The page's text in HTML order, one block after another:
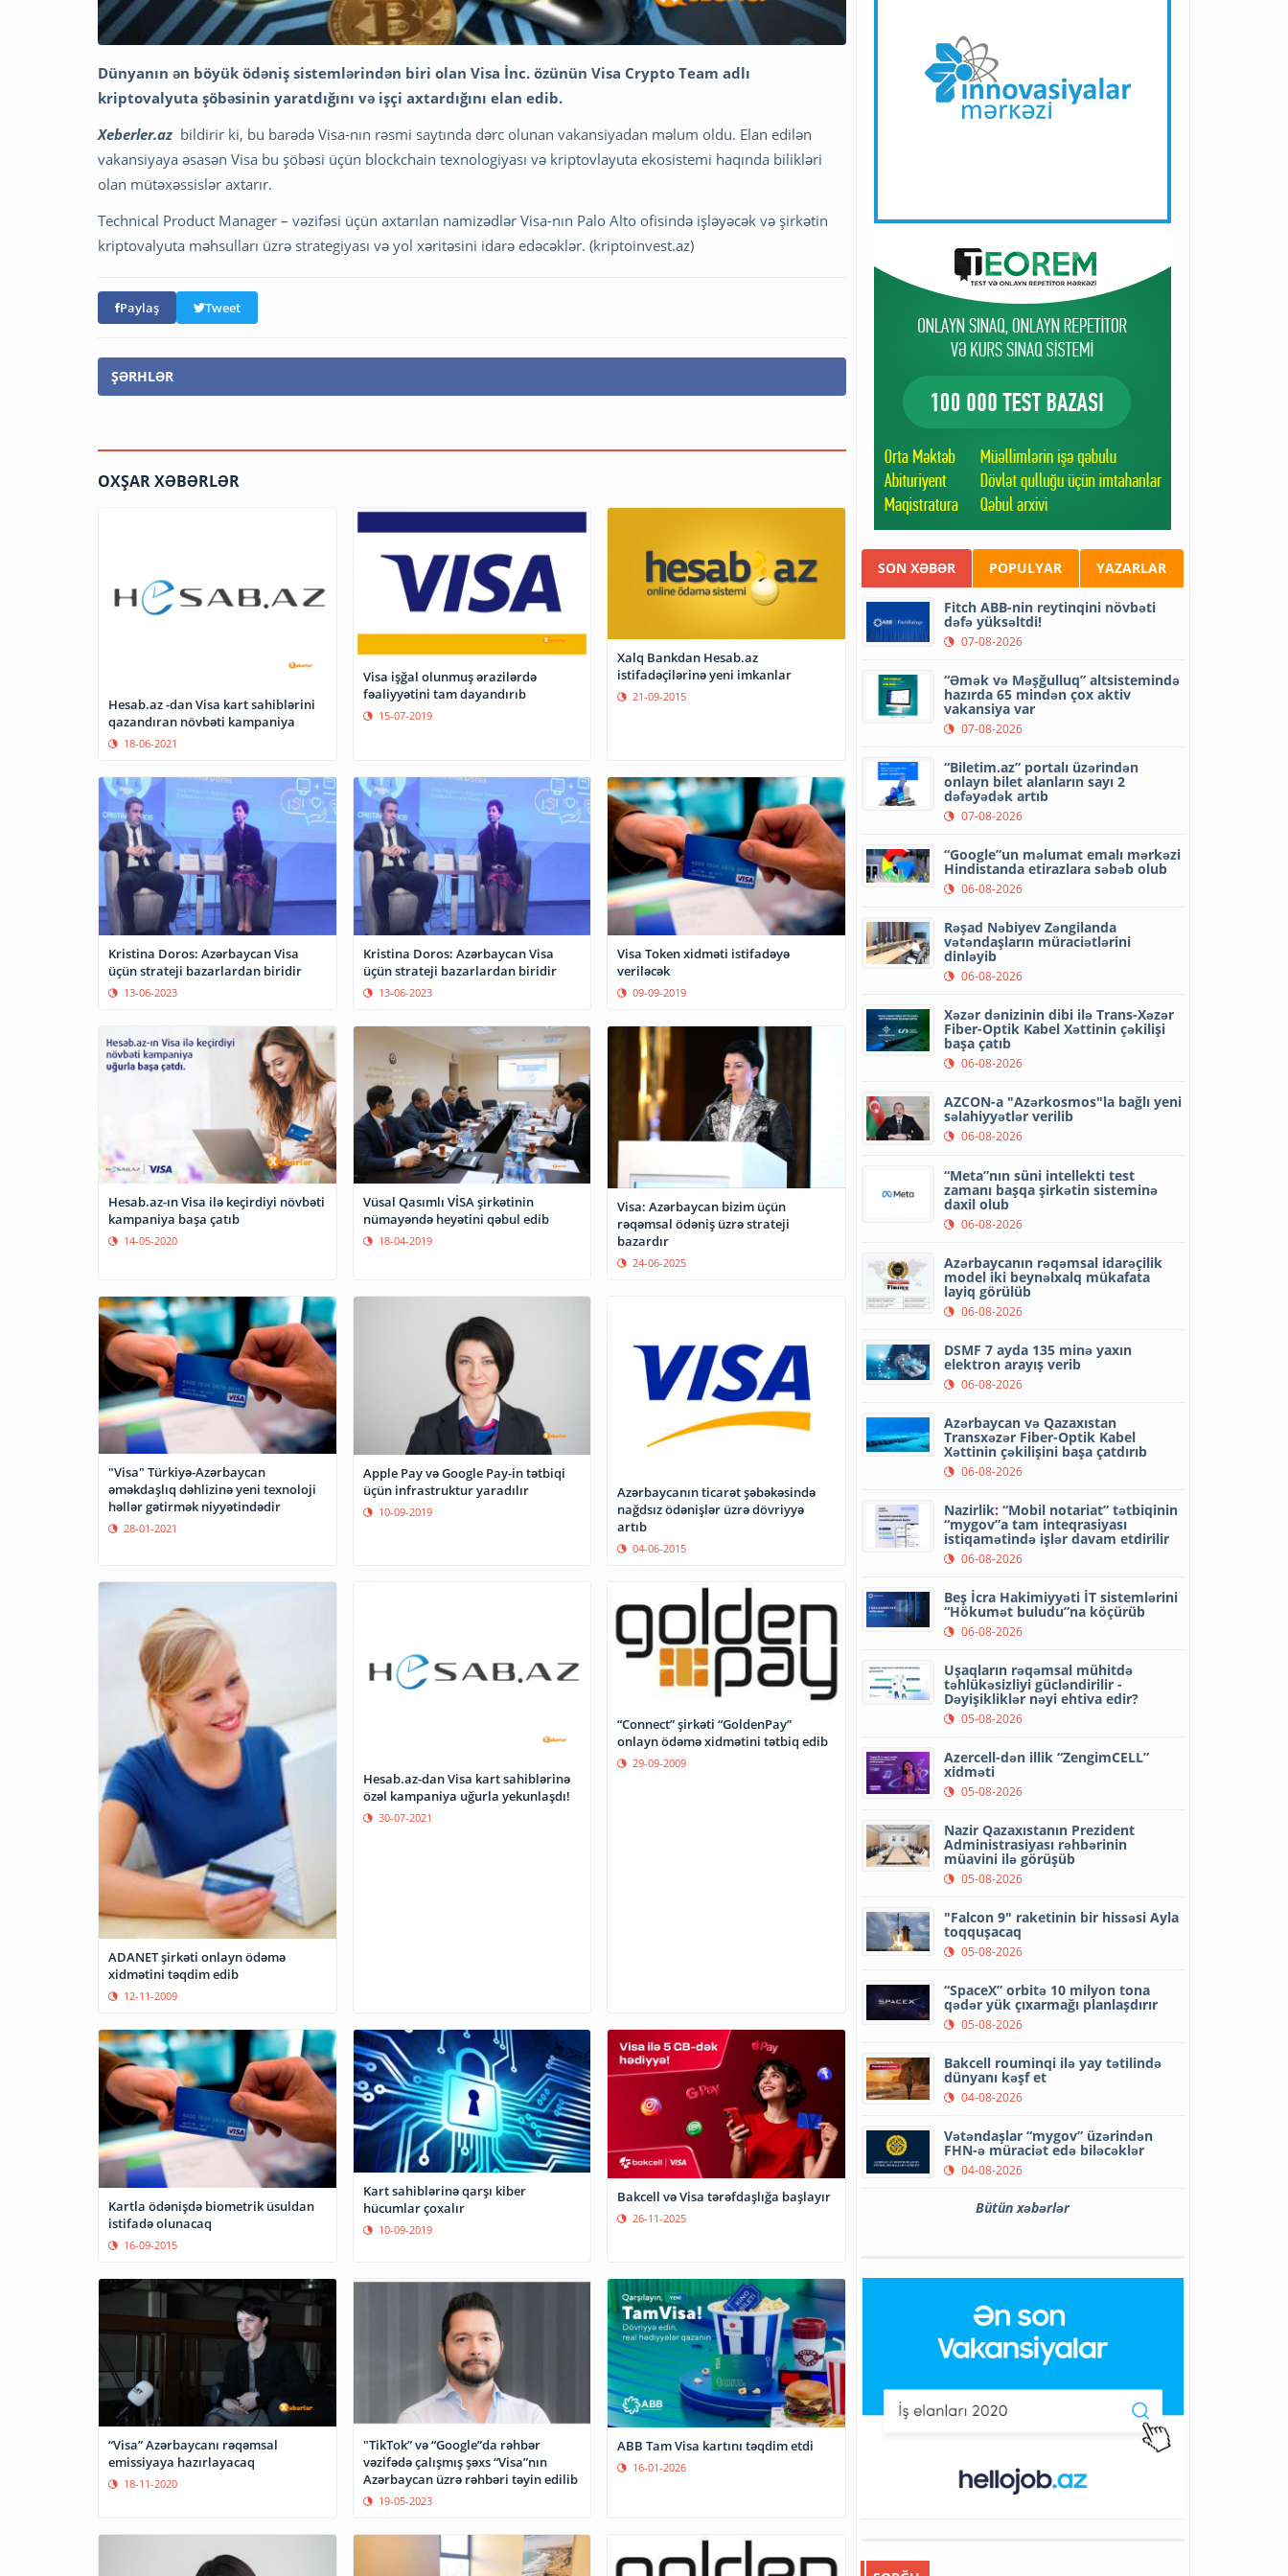
Dünyanın ən böyük ödəniş sistemlərindən biri olan Visa İnc. özünün Visa Crypto Team adlı
kriptovalyuta şöbəsinin yaratdığını və işçi axtardığını elan edib.
Xeberler.az bildirir ki, bu barədə Visa-nın rəsmi saytında dərc olunan vakansiyadan məlum oldu. Elan edilən
vakansiyaya əsasən Visa bu şöbəsi üçün blockchain texnologiyası və kriptovlayuta ekosistemi haqında bilikləri
olan mütəxəssislər axtarır.
Technical Product Manager – vəzifəsi üçün axtarılan namizədlər Visa-nın Palo Alto ofisində işləyəcək və şirkətin
kriptovalyuta məhsulları üzrə strategiyası və yol xəritəsini idarə edəcəklər. (kriptoinvest.az)
Paylaş Tweet
ŞƏRHLƏR
OXŞAR XƏBƏRLƏR
Hesab.az -dan Visa kart sahiblərini
qazandıran növbəti kampaniya
18-06-2021
Visa işğal olunmuş ərazilərdə
fəaliyyətini tam dayandırıb
15-07-2019
Xalq Bankdan Hesab.az
istifadəçilərinə yeni imkanlar
21-09-2015
Kristina Doros: Azərbaycan Visa
üçün strateji bazarlardan biridir
13-06-2023
Kristina Doros: Azərbaycan Visa
üçün strateji bazarlardan biridir
13-06-2023
Visa Token xidməti istifadəyə
veriləcək
09-09-2019
Hesab.az-ın Visa ilə keçirdiyi növbəti
kampaniya başa çatıb
14-05-2020
Vüsal Qasımlı VİSA şirkətinin
nümayəndə heyətini qəbul edib
18-04-2019
Visa: Azərbaycan bizim üçün
rəqəmsal ödəniş üzrə strateji
bazardır
24-06-2025
"Visa" Türkiyə-Azərbaycan
əməkdaşlıq dəhlizinə yeni texnoloji
həllər gətirmək niyyətindədir
28-01-2021
Apple Pay və Google Pay-in tətbiqi
üçün infrastruktur yaradılır
10-09-2019
Azərbaycanın ticarət şəbəkəsində
nağdsız ödənişlər üzrə dövriyyə
artıb
04-06-2015
ADANET şirkəti onlayn ödəmə
xidmətini təqdim edib
12-11-2009
Hesab.az-dan Visa kart sahiblərinə
özəl kampaniya uğurla yekunlaşdı!
30-07-2021
“Connect” şirkəti “GoldenPay”
onlayn ödəmə xidmətini tətbiq edib
29-09-2009
Kartla ödənişdə biometrik üsuldan
istifadə olunacaq
16-09-2015
Kart sahiblərinə qarşı kiber
hücumlar çoxalır
10-09-2019
Bakcell və Visa tərəfdaşlığa başlayır
26-11-2025
“Visa” Azərbaycanı rəqəmsal
emissiyaya hazırlayacaq
18-11-2020
"TikTok” və “Google”da rəhbər
vəzifədə çalışmış şəxs “Visa”nın
Azərbaycan üzrə rəhbəri təyin edilib
19-05-2023
ABB Tam Visa kartını təqdim etdi
16-01-2026
SON XƏBƏR POPULYAR YAZARLAR
Fitch ABB-nin reytinqini növbəti
dəfə yüksəltdi!
07-08-2026
“Əmək və Məşğulluq” altsistemində
hazırda 65 mindən çox aktiv
vakansiya var
07-08-2026
“Biletim.az” portalı üzərindən
onlayn bilet alanların sayı 2
dəfəyədək artıb
07-08-2026
“Google”un məlumat emalı mərkəzi
Hindistanda etirazlara səbəb olub
06-08-2026
Rəşad Nəbiyev Zəngilanda
vətəndaşların müraciətlərini
dinləyib
06-08-2026
Xəzər dənizinin dibi ilə Trans-Xəzər
Fiber-Optik Kabel Xəttinin çəkilişi
başa çatıb
06-08-2026
AZCON-a "Azərkosmos"la bağlı yeni
səlahiyyətlər verilib
06-08-2026
“Meta”nın süni intellekti test
zamanı başqa şirkətin sisteminə
daxil olub
06-08-2026
Azərbaycanın rəqəmsal idarəçilik
model iki beynəlxalq mükafata
layiq görülüb
06-08-2026
DSMF 7 ayda 135 minə yaxın
elektron arayış verib
06-08-2026
Azərbaycan və Qazaxıstan
Transxəzər Fiber-Optik Kabel
Xəttinin çəkilişini başa çatdırıb
06-08-2026
Nazirlik: “Mobil notariat” tətbiqinin
“mygov”a tam inteqrasiyası
istiqamətində işlər davam etdirilir
06-08-2026
Beş İcra Hakimiyyəti İT sistemlərini
“Hökumət buludu”na köçürüb
06-08-2026
Uşaqların rəqəmsal mühitdə
təhlükəsizliyi gücləndirilir -
Dəyişikliklər nəyi ehtiva edir?
05-08-2026
Azercell-dən illik “ZengimCELL”
xidməti
05-08-2026
Nazir Qazaxıstanın Prezident
Administrasiyası rəhbərinin
müavini ilə görüşüb
05-08-2026
"Falcon 9" raketinin bir hissəsi Ayla
toqquşacaq
05-08-2026
“SpaceX” orbitə 10 milyon tona
qədər yük çıxarmağı planlaşdırır
05-08-2026
Bakcell rouminqi ilə yay tətilində
dünyanı kəşf et
04-08-2026
Vətəndaşlar “mygov” üzərindən
FHN-ə müraciət edə biləcəklər
04-08-2026
Bütün xəbərlər